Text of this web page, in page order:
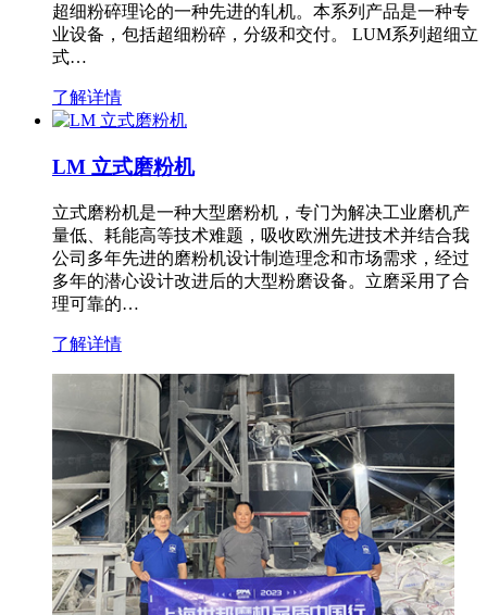
超细粉碎理论的一种先进的轧机。本系列产品是一种专
业设备，包括超细粉碎，分级和交付。 LUM系列超细立
式…
了解详情
LM 立式磨粉机
立式磨粉机是一种大型磨粉机，专门为解决工业磨机产
量低、耗能高等技术难题，吸收欧洲先进技术并结合我
公司多年先进的磨粉机设计制造理念和市场需求，经过
多年的潜心设计改进后的大型粉磨设备。立磨采用了合
理可靠的…
了解详情